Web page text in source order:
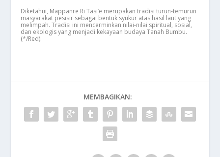
Diketahui, Mappanre Ri Tasi’e merupakan tradisi turun-temurun
masyarakat pesisir sebagai bentuk syukur atas hasil laut yang
melimpah. Tradisi ini mencerminkan nilai-nilai spiritual, sosial,
dan ekologis yang menjadi kekayaan budaya Tanah Bumbu.
(*/Red).
MEMBAGIKAN: